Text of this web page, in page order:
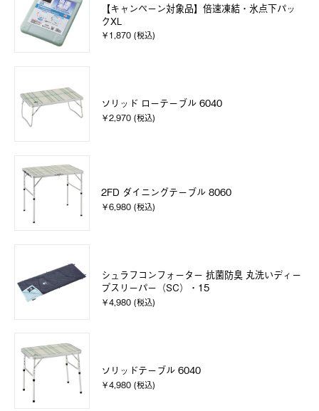
【キャンペーン対象品】倍速凍結・氷点下パッ
クXL
￥1,870 (税込)
ソリッド ローテーブル 6040
￥2,970 (税込)
2FD ダイニングテーブル 8060
￥6,980 (税込)
シュラフコンフォーター 抗菌防臭 丸洗いディー
プスリーパー（SC）・15
￥4,980 (税込)
ソリッドテーブル 6040
￥4,980 (税込)